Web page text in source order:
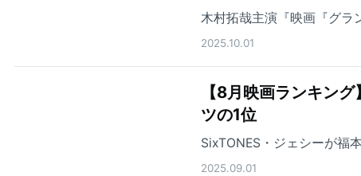
木村拓哉主演『映画『グラ
2025.10.01
【8月映画ランキン
ツの1位
SixTONES・ジェシーが福
2025.09.01